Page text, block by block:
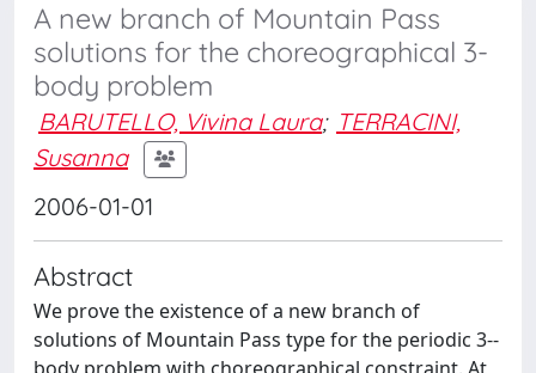
A new branch of Mountain Pass
solutions for the choreographical 3-
body problem
BARUTELLO, Vivina Laura; TERRACINI,
Susanna
2006-01-01
Abstract
We prove the existence of a new branch of
solutions of Mountain Pass type for the periodic 3--